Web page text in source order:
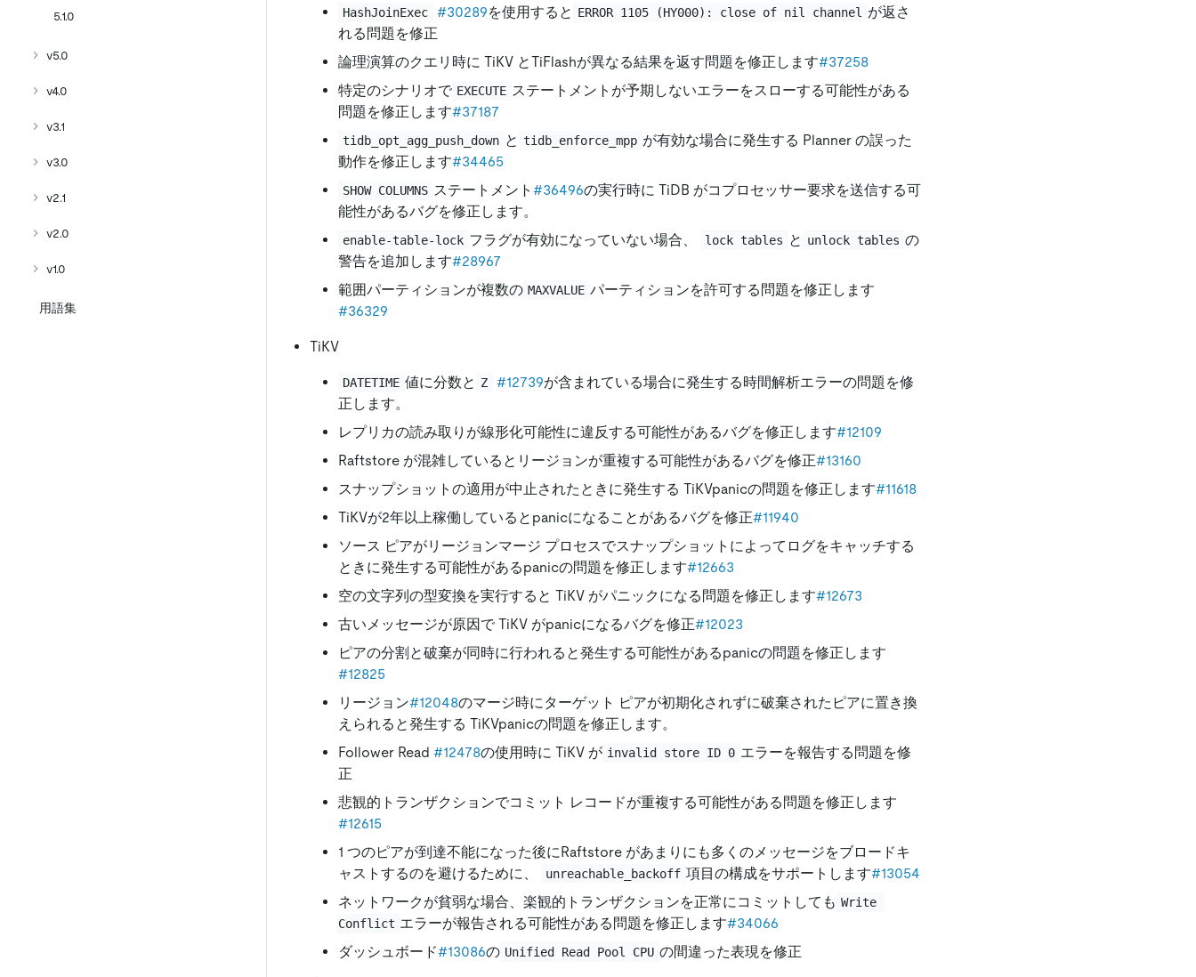
5.1.0
v5.0
v4.0
v3.1
v3.0
v2.1
v2.0
v1.0
用語集
HashJoinExec #30289を使用すると ERROR 1105 (HY000): close of nil channel
が返さ
れる問題を修正
論理演算のクエリ時に TiKV とTiFlashが異なる結果を返す問題を修正します#37258
特定のシナリオで EXECUTE ステートメントが予期しないエラーをスローする可能性がある
問題を修正します#37187
tidb_opt_agg_push_down と tidb_enforce_mpp が有効な場合に発生する Planner の誤った
動作を修正します#34465
SHOW COLUMNS ステートメント #36496の実行時に TiDB がコプロセッサー要求を送信する可
能性があるバグを修正します。
enable-table-lock フラグが有効になっていない場合、 lock tables と unlock tables の
警告を追加します#28967
範囲パーティションが複数の MAXVALUE パーティションを許可する問題を修正します
#36329
TiKV
DATETIME 値に分数と Z #12739が含まれている場合に発生する時間解析エラーの問題を修
正します。
レプリカの読み取りが線形化可能性に違反する可能性があるバグを修正します#12109
Raftstore が混雑しているとリージョンが重複する可能性があるバグを修正#13160
スナップショットの適用が中止されたときに発生する TiKVpanicの問題を修正します#11618
TiKVが2年以上稼働しているとpanicになることがあるバグを修正#11940
ソース ピアがリージョンマージ プロセスでスナップショットによってログをキャッチする
ときに発生する可能性があるpanicの問題を修正します#12663
空の文字列の型変換を実行すると TiKV がパニックになる問題を修正します#12673
古いメッセージが原因で TiKV がpanicになるバグを修正#12023
ピアの分割と破棄が同時に行われると発生する可能性があるpanicの問題を修正します
#12825
リージョン#12048のマージ時にターゲット ピアが初期化されずに破棄されたピアに置き換
えられると発生する TiKVpanicの問題を修正します。
Follower Read #12478の使用時に TiKV が invalid store ID 0 エラーを報告する問題を修
正
悲観的トランザクションでコミット レコードが重複する可能性がある問題を修正します
#12615
1 つのピアが到達不能になった後にRaftstore があまりにも多くのメッセージをブロードキ
ャストするのを避けるために、
unreachable_backoff 項目の構成をサポートします#13054
ネットワークが貧弱な場合、楽観的トランザクションを正常にコミットしても Write
Conflict エラーが報告される可能性がある問題を修正します#34066
ダッシュボード#13086の Unified Read Pool CPU の間違った表現を修正